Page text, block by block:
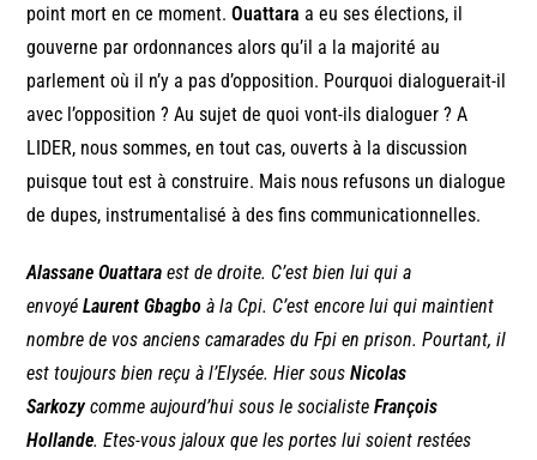
point mort en ce moment.Ouattara a eu ses élections, il
gouverne par ordonnances alors qu’il a la majorité au
parlement où il n’y a pas d’opposition. Pourquoi dialoguerait-il
avec l’opposition ? Au sujet de quoi vont-ils dialoguer ? A
LIDER, nous sommes, en tout cas, ouverts à la discussion
puisque tout est à construire. Mais nous refusons un dialogue
de dupes, instrumentalisé à des fins communicationnelles.
Alassane Ouattaraest de droite. C’est bien lui qui a
envoyéLaurent Gbagbo à la Cpi. C’est encore lui qui maintient
nombre de vos anciens camarades du Fpi en prison. Pourtant, il
est toujours bien reçu à l’Elysée. Hier sousNicolas
Sarkozycomme aujourd’hui sous le socialisteFrançois
Hollande. Etes-vous jaloux que les portes lui soient restées